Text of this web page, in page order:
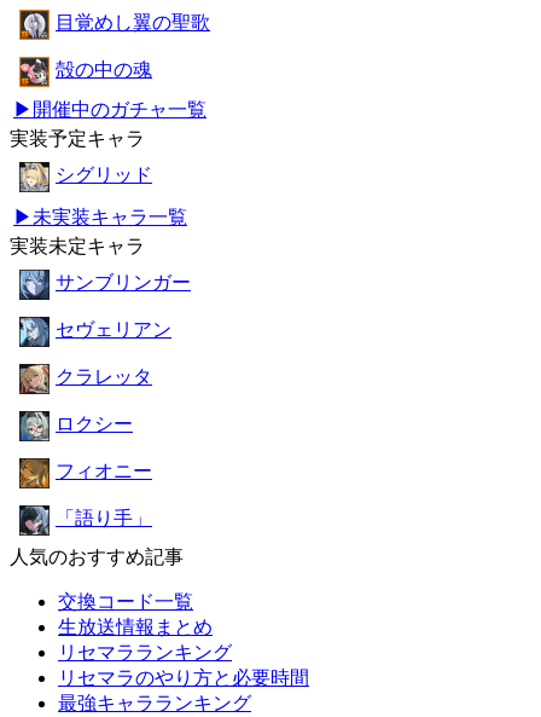
目覚めし翼の聖歌
殻の中の魂
▶開催中のガチャ一覧
実装予定キャラ
シグリッド
▶未実装キャラ一覧
実装未定キャラ
サンブリンガー
セヴェリアン
クラレッタ
ロクシー
フィオニー
「語り手」
人気のおすすめ記事
交換コード一覧
生放送情報まとめ
リセマラランキング
リセマラのやり方と必要時間
最強キャラランキング